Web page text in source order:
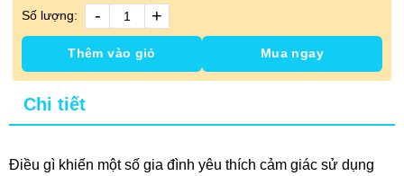
Số lượng: - +
Thêm vào giỏ Mua ngay
Chi tiết
Điều gì khiến một số gia đình yêu thích cảm giác sử dụng